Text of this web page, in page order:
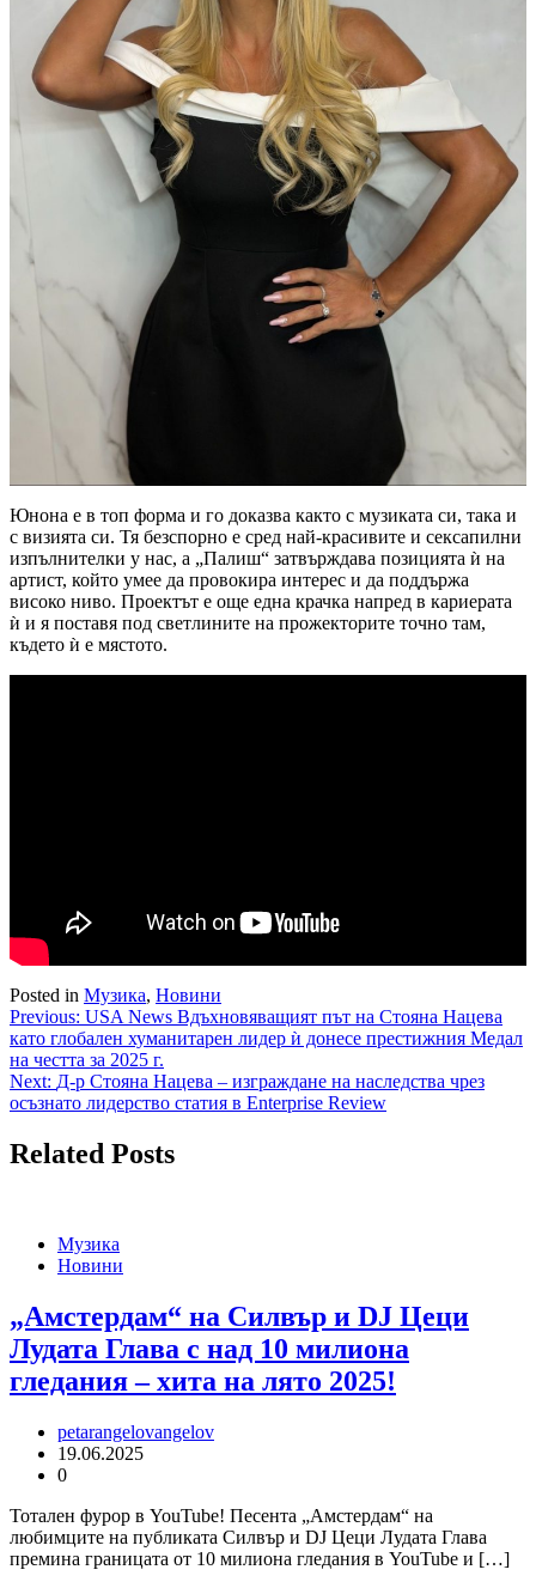
Юнона е в топ форма и го доказва както с музиката си, така и
с визията си. Тя безспорно е сред най-красивите и сексапилни
изпълнителки у нас, а „Палиш“ затвърждава позицията ѝ на
артист, който умее да провокира интерес и да поддържа
високо ниво. Проектът е още една крачка напред в кариерата
ѝ и я поставя под светлините на прожекторите точно там,
където ѝ е мястото.
Posted in Музика, Новини
Навигация
Previous: USA News Вдъхновяващият път на Стояна Нацева
като глобален хуманитарен лидер ѝ донесе престижния Медал
на честта за 2025 г.
Next: Д-р Стояна Нацева – изграждане на наследства чрез
осъзнато лидерство статия в Еnterprise Review
Related Posts
Музика
Новини
„Амстердам“ на Силвър и DJ Цеци
Лудата Глава с над 10 милиона
гледания – хита на лято 2025!
petarangelovangelov
19.06.2025
0
Тотален фурор в YouTube! Песента „Амстердам“ на
любимците на публиката Силвър и DJ Цеци Лудата Глава
премина границата от 10 милиона гледания в YouTube и […]